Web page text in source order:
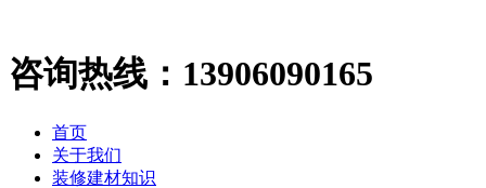
咨询热线： 13906090165
首页
关于我们
装修建材知识